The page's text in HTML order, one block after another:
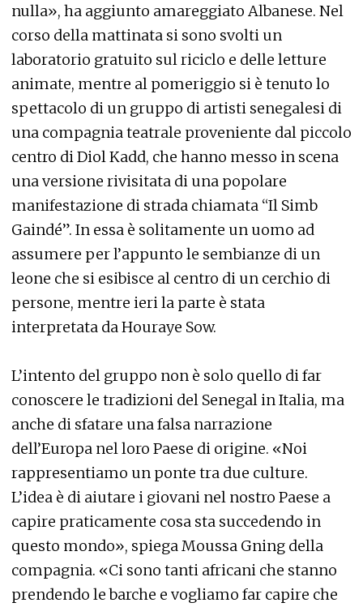
nulla», ha aggiunto amareggiato Albanese. Nel
corso della mattinata si sono svolti un
laboratorio gratuito sul riciclo e delle letture
animate, mentre al pomeriggio si è tenuto lo
spettacolo di un gruppo di artisti senegalesi di
una compagnia teatrale proveniente dal piccolo
centro di Diol Kadd, che hanno messo in scena
una versione rivisitata di una popolare
manifestazione di strada chiamata “Il Simb
Gaindé”. In essa è solitamente un uomo ad
assumere per l’appunto le sembianze di un
leone che si esibisce al centro di un cerchio di
persone, mentre ieri la parte è stata
interpretata da Houraye Sow.
L’intento del gruppo non è solo quello di far
conoscere le tradizioni del Senegal in Italia, ma
anche di sfatare una falsa narrazione
dell’Europa nel loro Paese di origine. «Noi
rappresentiamo un ponte tra due culture.
L’idea è di aiutare i giovani nel nostro Paese a
capire praticamente cosa sta succedendo in
questo mondo», spiega Moussa Gning della
compagnia. «Ci sono tanti africani che stanno
prendendo le barche e vogliamo far capire che